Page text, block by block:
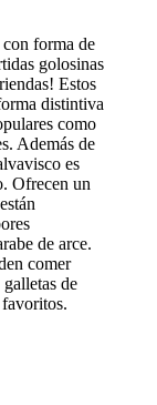
forma de
golosinas
Estos
distintiva
como
Además de
es
Ofrecen un
de arce.
comer
de